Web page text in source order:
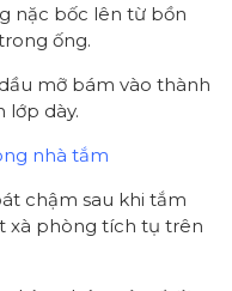
nặc bốc lên từ bồn
ống.
mỡ bám vào thành
lớp dày.
nhà tắm
chậm sau khi tắm
xà phòng tích tụ trên